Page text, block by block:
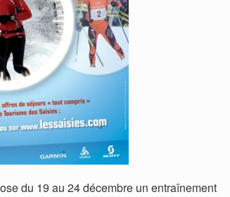
du 19 au 24 décembre un entraînement